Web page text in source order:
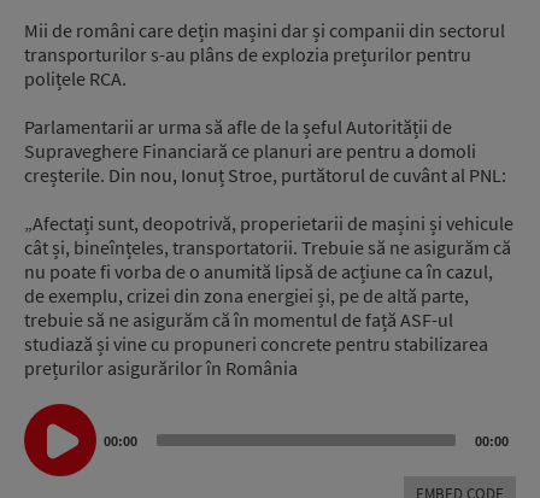
Mii de români care dețin mașini dar și companii din sectorul
transporturilor s-au plâns de explozia prețurilor pentru
polițele RCA.
Parlamentarii ar urma să afle de la șeful Autorității de
Supraveghere Financiară ce planuri are pentru a domoli
creșterile. Din nou, Ionuț Stroe, purtătorul de cuvânt al PNL:
„Afectați sunt, deopotrivă, properietarii de mașini și vehicule
cât și, bineînțeles, transportatorii. Trebuie să ne asigurăm că
nu poate fi vorba de o anumită lipsă de acțiune ca în cazul,
de exemplu, crizei din zona energiei și, pe de altă parte,
trebuie să ne asigurăm că în momentul de față ASF-ul
studiază și vine cu propuneri concrete pentru stabilizarea
prețurilor asigurărilor în România
Audio
Player
00:00 00:00